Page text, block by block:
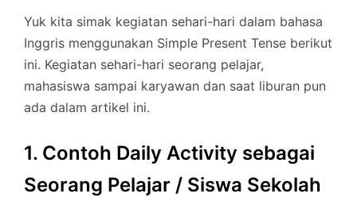
Yuk kita simak kegiatan sehari-hari dalam bahasa
Inggris menggunakan Simple Present Tense berikut
ini. Kegiatan sehari-hari seorang pelajar,
mahasiswa sampai karyawan dan saat liburan pun
ada dalam artikel ini.
1. Contoh Daily Activity sebagai
Seorang Pelajar / Siswa Sekolah